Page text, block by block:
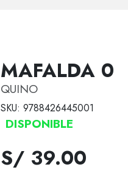
MAFALDA 0
QUINO
SKU: 9788426445001
DISPONIBLE
S/ 39.00